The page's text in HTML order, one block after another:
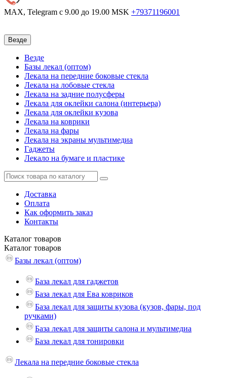
MAX, Telegram с 9.00 до 19.00 MSK +79371196001
Везде
Везде
Базы лекал (оптом)
Лекала на передние боковые стекла
Лекала на лобовые стекла
Лекала на задние полусферы
Лекала для оклейки салона (интерьера)
Лекала для оклейки кузова
Лекала на коврики
Лекала на фары
Лекала на экраны мультимедиа
Гаджеты
Лекало на бумаге и пластике
Доставка
Оплата
Как оформить заказ
Контакты
Каталог товаров
Каталог товаров
Базы лекал (оптом)
База лекал для гаджетов
База лекал для Ева ковриков
База лекал для защиты кузова (кузов, фары, под
ручками)
База лекал для защиты салона и мультимедиа
База лекал для тонировки
Лекала на передние боковые стекла